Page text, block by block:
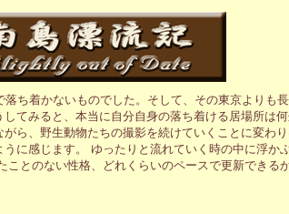
ち着かないものでした。そして、その東京よりも
てみると、本当に自分自身の落ち着ける居場所は
ら、野生動物たちの撮影を続けていくことに変わ
に感じます。 ゆったりと流れていく時の中に浮か
とのない性格、どれくらいのペースで更新できる